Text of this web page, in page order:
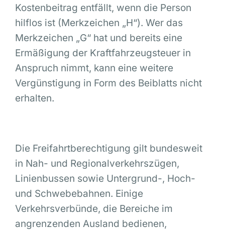
Kostenbeitrag entfällt, wenn die Person
hilflos ist (Merkzeichen „H“). Wer das
Merkzeichen „G“ hat und bereits eine
Ermäßigung der Kraftfahrzeugsteuer in
Anspruch nimmt, kann eine weitere
Vergünstigung in Form des Beiblatts nicht
erhalten.
Die Freifahrtberechtigung gilt bundesweit
in Nah- und Regionalverkehrszügen,
Linienbussen sowie Untergrund-, Hoch-
und Schwebebahnen. Einige
Verkehrsverbünde, die Bereiche im
angrenzenden Ausland bedienen,